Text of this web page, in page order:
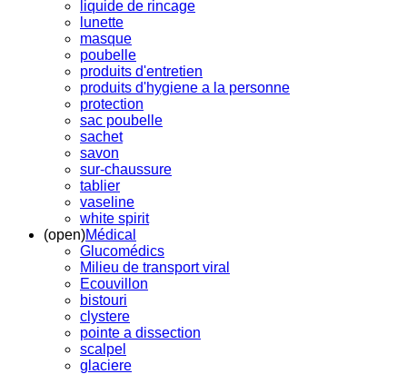
liquide de rincage
lunette
masque
poubelle
produits d'entretien
produits d'hygiene a la personne
protection
sac poubelle
sachet
savon
sur-chaussure
tablier
vaseline
white spirit
(open)Médical
Glucomédics
Milieu de transport viral
Ecouvillon
bistouri
clystere
pointe a dissection
scalpel
glaciere